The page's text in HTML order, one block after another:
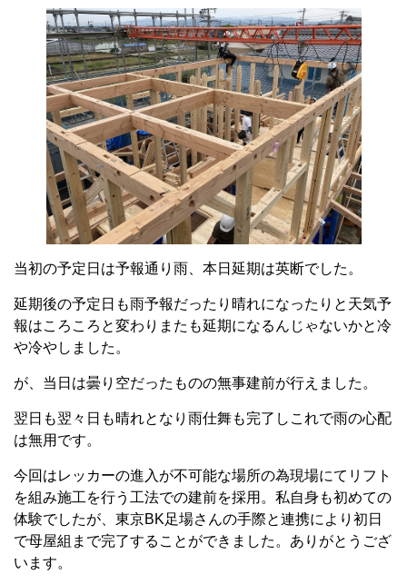
当初の予定日は予報通り雨、本日延期は英断でした。
延期後の予定日も雨予報だったり晴れになったりと天気予
報はころころと変わりまたも延期になるんじゃないかと冷
や冷やしました。
が、当日は曇り空だったものの無事建前が行えました。
翌日も翌々日も晴れとなり雨仕舞も完了しこれで雨の心配
は無用です。
今回はレッカーの進入が不可能な場所の為現場にてリフト
を組み施工を行う工法での建前を採用。私自身も初めての
体験でしたが、東京BK足場さんの手際と連携により初日
で母屋組まで完了することができました。ありがとうござ
います。